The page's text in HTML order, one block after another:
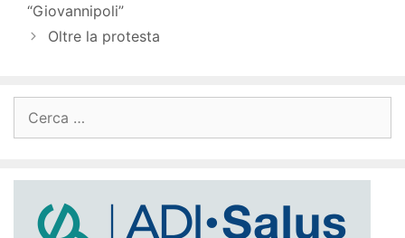
“Giovannipoli”
Oltre la protesta
per: